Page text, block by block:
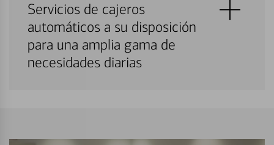
Servicios de cajeros
automáticos a su disposición
para una amplia gama de
necesidades diarias